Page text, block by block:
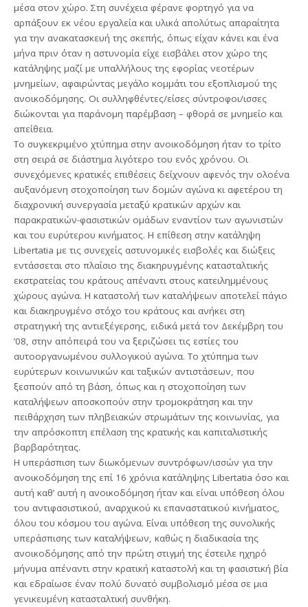
μέσα στον χώρο. Στη συνέχεια φέρανε φορτηγό για να
αρπάξουν εκ νέου εργαλεία και υλικά απολύτως απαραίτητα
για την ανακατασκευή της σκεπής, όπως είχαν κάνει και ένα
μήνα πριν όταν η αστυνομία είχε εισβάλει στον χώρο της
κατάληψης μαζί με υπαλλήλους της εφορίας νεοτέρων
μνημείων, αφαιρώντας μεγάλο κομμάτι του εξοπλισμού της
ανοικοδόμησης. Οι συλληφθέντες/είσες σύντροφοι/ισσες
διώκονται για παράνομη παρέμβαση – φθορά σε μνημείο και
απείθεια.
Το συγκεκριμένο χτύπημα στην ανοικοδόμηση ήταν το τρίτο
στη σειρά σε διάστημα λιγότερο του ενός χρόνου. Οι
συνεχόμενες κρατικές επιθέσεις δείχνουν αφενός την ολοένα
αυξανόμενη στοχοποίηση των δομών αγώνα κι αφετέρου τη
διαχρονική συνεργασία μεταξύ κρατικών αρχών και
παρακρατικών-φασιστικών ομάδων εναντίον των αγωνιστών
και του ευρύτερου κινήματος. Η επίθεση στην κατάληψη
Libertatia με τις συνεχείς αστυνομικές εισβολές και διώξεις
εντάσσεται στο πλαίσιο της διακηρυγμένης κατασταλτικής
εκστρατείας του κράτους απέναντι στους κατειλημμένους
χώρους αγώνα. Η καταστολή των καταλήψεων αποτελεί πάγιο
και διακηρυγμένο στόχο του κράτους και ανήκει στη
στρατηγική της αντιεξέγερσης, ειδικά μετά τον Δεκέμβρη του
’08, στην απόπειρά του να ξεριζώσει τις εστίες του
αυτοοργανωμένου συλλογικού αγώνα. Το χτύπημα των
ευρύτερων κοινωνικών και ταξικών αντιστάσεων, που
ξεσπούν από τη βάση, όπως και η στοχοποίηση των
καταλήψεων αποσκοπούν στην τρομοκράτηση και την
πειθάρχηση των πληβειακών στρωμάτων της κοινωνίας, για
την απρόσκοπτη επέλαση της κρατικής και καπιταλιστικής
βαρβαρότητας.
Η υπεράσπιση των διωκόμενων συντρόφων/ισσών για την
ανοικοδόμηση της επί 16 χρόνια κατάληψης Libertatia όσο και
αυτή καθ’ αυτή η ανοικοδόμηση ήταν και είναι υπόθεση όλου
του αντιφασιστικού, αναρχικού κι επαναστατικού κινήματος,
όλου του κόσμου του αγώνα. Είναι υπόθεση της συνολικής
υπεράσπισης των καταλήψεων, καθώς η διαδικασία της
ανοικοδόμησης από την πρώτη στιγμή της έστειλε ηχηρό
μήνυμα απέναντι στην κρατική καταστολή και τη φασιστική βία
και εδραίωσε έναν πολύ δυνατό συμβολισμό μέσα σε μια
γενικευμένη κατασταλτική συνθήκη.